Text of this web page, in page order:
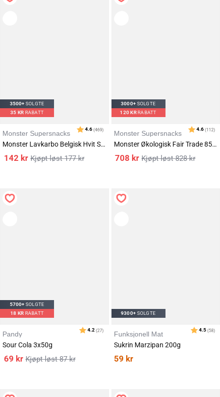
3500+SOLGTE
35 KR RABATT
Monster Supersnacks
Monster Lavkarbo Belgisk Hvit Sjokolade 3x85g
177kr
142 kr
3000+SOLGTE
120KRRABATT
Monster Supersnacks
Monster Økologisk Fair Trade 85% Mørk Sjokolade 12x85g
828kr
708 kr
5700+SOLGTE
18 KR RABATT
Pandy
Sour Cola 3x50g
87kr
69 kr
9300+SOLGTE
Funksjonell Mat
Sukrin Marzipan 200g
59 kr